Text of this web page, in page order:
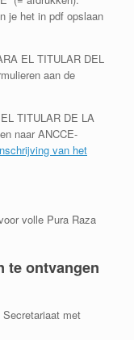
je het in pdf opslaan
EL TITULAR DEL
aan de
TITULAR DE LA
naar ANCCE-
van het
volle Pura Raza
te ontvangen
met